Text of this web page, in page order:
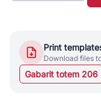
Print
Download files
Gabarit totem 206